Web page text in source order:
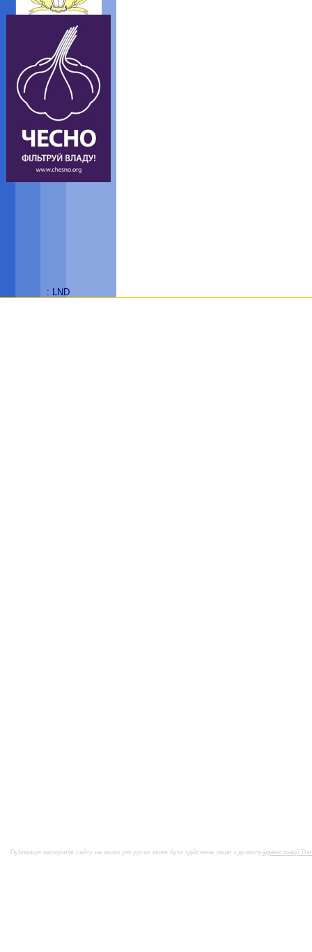
: LND
Публікація матеріалів сайту на інших ресурсах може бути здійснена лише з дозволуадміністрації